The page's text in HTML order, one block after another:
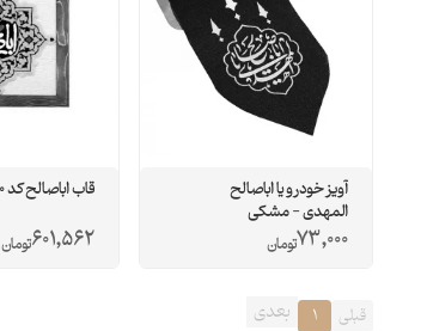
آویز خودرو یا اباصالح
المهدی - مشکی
73,000تومان
قاب اباصالح کد 10
601,562تومان
قبلی 1 بعدی